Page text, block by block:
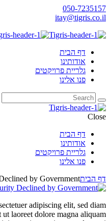
050-7235157
itay@tigris.co.il
דף הבית
אודותינו
גלריית פרויקטים
פנו אלינו
Close
דף הבית
אודותינו
גלריית פרויקטים
פנו אלינו
דף הביתby Government
adipiscing elit, sed diam
laoreet dolore magna aliquam